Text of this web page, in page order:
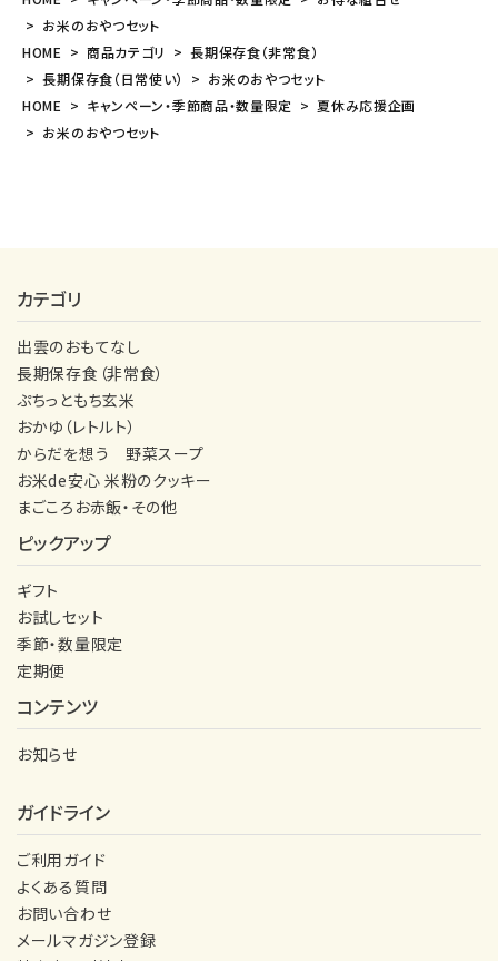
お米のおやつセット
HOME
商品カテゴリ
長期保存食（非常食）
長期保存食（日常使い）
お米のおやつセット
HOME
キャンペーン・季節商品・数量限定
夏休み応援企画
お米のおやつセット
カテゴリ
出雲のおもてなし
長期保存食（非常食）
ぷちっともち玄米
おかゆ（レトルト）
からだを想う 野菜スープ
お米de安心 米粉のクッキー
まごころお赤飯・その他
ピックアップ
ギフト
お試しセット
季節・数量限定
定期便
コンテンツ
お知らせ
ガイドライン
ご利用ガイド
よくある質問
お問い合わせ
メールマガジン登録